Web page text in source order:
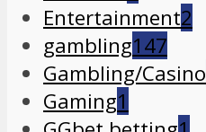
Entertainment2
gambling147
Gambling/Casino
Gaming1